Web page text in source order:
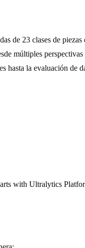
de 23 clases de
múltiples perspectivas
la evaluación de
with Ultralytics